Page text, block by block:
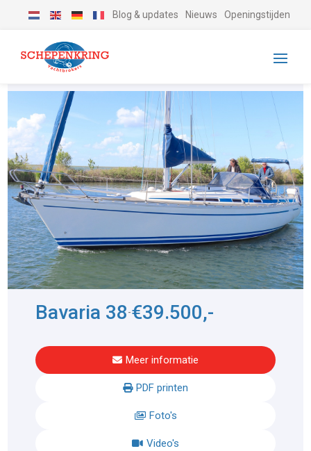
Blog & updates Nieuws Openingstijden
Bavaria 38-€39.500,-
Meer informatie
PDF printen
Foto's
Video's